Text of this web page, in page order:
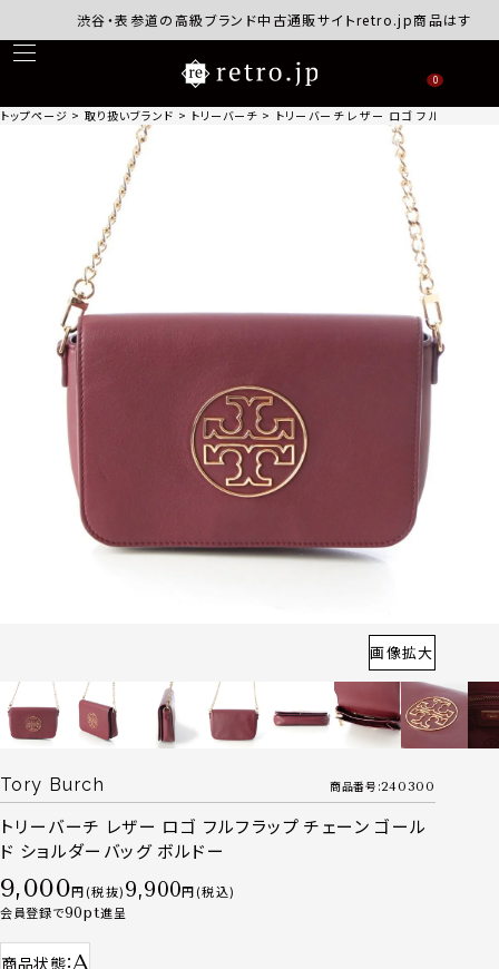
渋谷・表参道の高級ブランド中古通販サイトretro.jp商品はすべて正規
0
トップページ 取り扱いブランド トリーバーチ トリーバーチ レザー ロゴ フルフラップ
画像拡大
Tory Burch 商品番号 240300
トリーバーチ レザー ロゴ フルフラップ チェーン ゴール
ド ショルダーバッグ ボルドー
9,000 税抜 9,900
税込
会員登録で90 進呈
商品状態 A